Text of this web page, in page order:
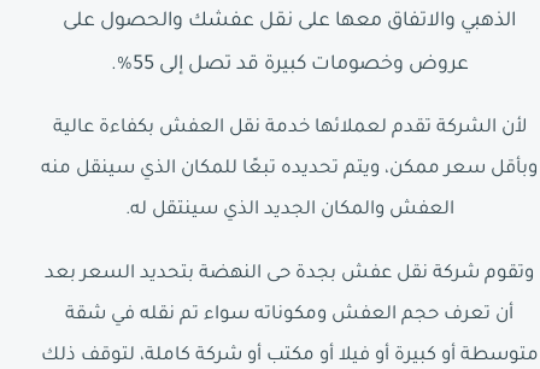
الذهبي والاتفاق معها على نقل عفشك والحصول على
عروض وخصومات كبيرة قد تصل إلى 55%.
لأن الشركة تقدم لعملائها خدمة نقل العفش بكفاءة عالية
وبأقل سعر ممكن، ويتم تحديده تبعًا للمكان الذي سينقل منه
العفش والمكان الجديد الذي سينتقل له.
وتقوم شركة نقل عفش بجدة حى النهضة بتحديد السعر بعد
أن تعرف حجم العفش ومكوناته سواء تم نقله في شقة
متوسطة أو كبيرة أو فيلا أو مكتب أو شركة كاملة، لتوقف ذلك